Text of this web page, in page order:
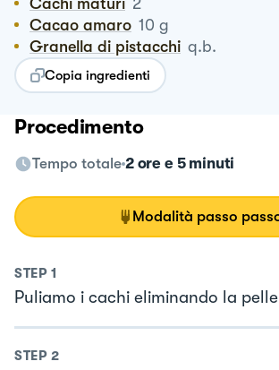
Cacao amaro 10 g
Granella di pistacchi q.b.
Copia ingredienti
Procedimento
Tempo totale 2 ore e 5 minuti
Modalità passo
STEP 1
Puliamo i cachi eliminando la
STEP 2